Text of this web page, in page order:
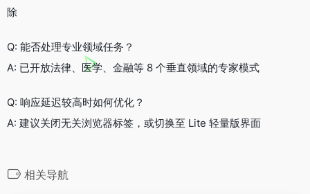
除
Q: 能否处理专业领域任务？
A: 已开放法律、医学、金融等 8 个垂直领域的专家模式
Q: 响应延迟较高时如何优化？
A: 建议关闭无关浏览器标签，或切换至 Lite 轻量版界面
相关导航